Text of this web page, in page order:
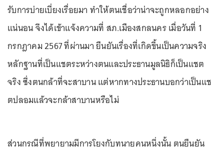
รับการบ่ายเบี่ยงเรื่อยมา ทำให้ตนเชื่อว่าน่าจะถูกหลอกอย่าง
แน่นอน จึงได้เข้าแจ้งความที่ สภ.เมืองสกลนคร เมื่อวันที่ 1
กรกฎาคม 2567 ที่ผ่านมา ยืนยันเรื่องที่เกิดขึ้นเป็นความจริง
หลักฐานที่เป็นแชตระหว่างตนและประธานมูลนิธิก็เป็นแชต
จริง ซึ่งตนกล้าที่จะสาบาน แต่หากทางประธานบอกว่าเป็นแช
ตปลอมแล้วจะกล้าสาบานหรือไม่
ส่วนกรณีที่พยายามมีการโยงกับทนายคนหนึ่งนั้น ตนยืนยัน